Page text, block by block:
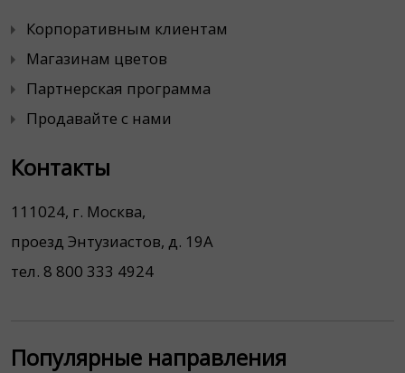
Корпоративным клиентам
Магазинам цветов
Партнерская программа
Продавайте с нами
Контакты
111024, г. Москва,
проезд Энтузиастов, д. 19А
тел. 8 800 333 4924
Популярные направления